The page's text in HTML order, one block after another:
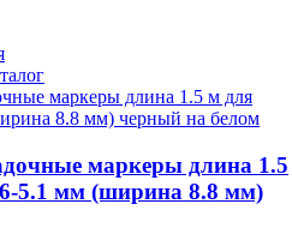
маркеры длина 1.5
5.1 мм (ширина 8.8 мм)